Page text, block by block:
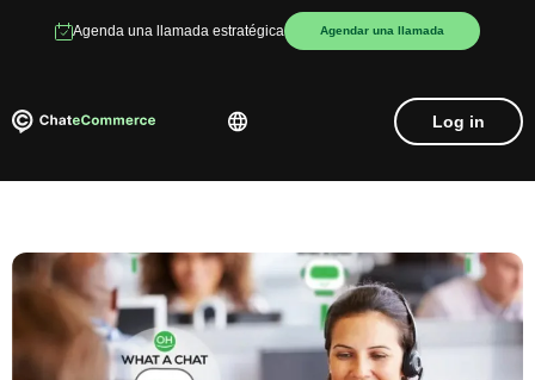
Agenda una llamada estratégica Agendar una llamada
Log in